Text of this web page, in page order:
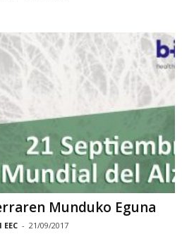
Munduko Eguna
- 21/09/2017